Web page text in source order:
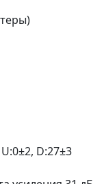
U:0±2, D:27±3